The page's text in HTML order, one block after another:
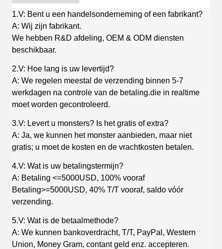
1.V: Bent u een handelsonderneming of een fabrikant?
A: Wij zijn fabrikant.
We hebben R&D afdeling, OEM & ODM diensten
beschikbaar.
2.V: Hoe lang is uw levertijd?
A: We regelen meestal de verzending binnen 5-7
werkdagen na controle van de betaling.die in realtime
moet worden gecontroleerd.
3.V: Levert u monsters? Is het gratis of extra?
A: Ja, we kunnen het monster aanbieden, maar niet
gratis; u moet de kosten en de vrachtkosten betalen.
4.V: Wat is uw betalingstermijn?
A: Betaling <=5000USD, 100% vooraf
Betaling>=5000USD, 40% T/T vooraf, saldo vóór
verzending.
5.V: Wat is de betaalmethode?
A: We kunnen bankoverdracht, T/T, PayPal, Western
Union, Money Gram, contant geld enz. accepteren.